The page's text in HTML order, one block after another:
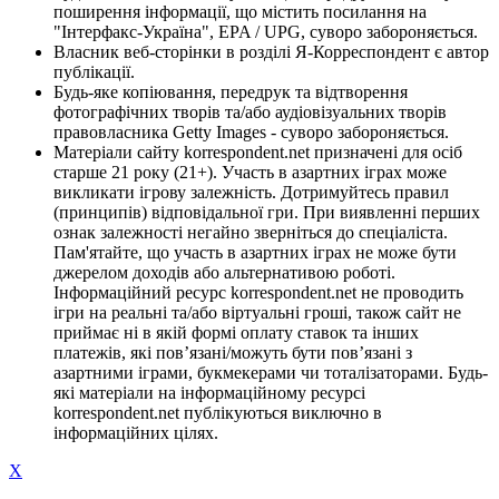
поширення інформації, що містить посилання на
"Інтерфакс-Україна", EPA / UPG, суворо забороняється.
Власник веб-сторінки в розділі Я-Корреспондент є автор
публікації.
Будь-яке копіювання, передрук та відтворення
фотографічних творів та/або аудіовізуальних творів
правовласника Getty Images - суворо забороняється.
Матеріали сайту korrespondent.net призначені для осіб
старше 21 року (21+). Участь в азартних іграх може
викликати ігрову залежність. Дотримуйтесь правил
(принципів) відповідальної гри. При виявленні перших
ознак залежності негайно зверніться до спеціаліста.
Пам'ятайте, що участь в азартних іграх не може бути
джерелом доходів або альтернативою роботі.
Інформаційний ресурс korrespondent.net не проводить
ігри на реальні та/або віртуальні гроші, також сайт не
приймає ні в якій формі оплату ставок та інших
платежів, які пов’язані/можуть бути пов’язані з
азартними іграми, букмекерами чи тоталізаторами. Будь-
які матеріали на інформаційному ресурсі
korrespondent.net публікуються виключно в
інформаційних цілях.
X